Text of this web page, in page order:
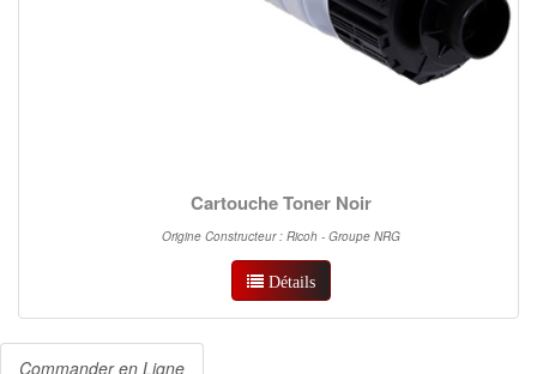
Cartouche Toner Noir
Origine Constructeur : Ricoh - Groupe NRG
Détails
Commander en Ligne